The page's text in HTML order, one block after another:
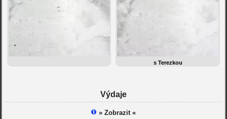
s Terezkou
Výdaje
» Zobrazit «